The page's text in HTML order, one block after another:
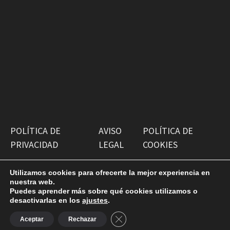
POLÍTICA DE
PRIVACIDAD
AVISO
LEGAL
POLÍTICA DE
COOKIES
Antiguako Pilotazaleok
WordPress
.
Utilizamos cookies para ofrecerte la mejor experiencia en
nuestra web.
Puedes aprender más sobre qué cookies utilizamos o
desactivarlas en los ajustes.
Aceptar Rechazar CERRAR EL BANNER DE